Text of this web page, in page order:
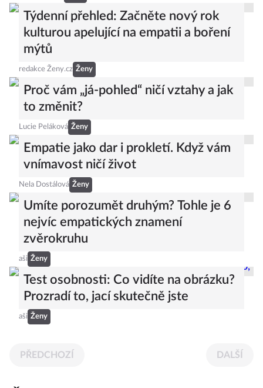
Týdenní přehled: Začněte nový rok
kulturou apelující na empatii a boření
mýtů
redakce Ženy.cz Ženy
Proč vám „já-pohled“ ničí vztahy a jak
to změnit?
Lucie Peláková Ženy
Empatie jako dar i prokletí. Když vám
vnímavost ničí život
Nela Dostálová Ženy
Umíte porozumět druhým? Tohle je 6
nejvíc empatických znamení
zvěrokruhu
aši Ženy
Test osobnosti: Co vidíte na obrázku?
Prozradí to, jací skutečně jste
aši Ženy
PŘEDCHOZÍ DALŠÍ